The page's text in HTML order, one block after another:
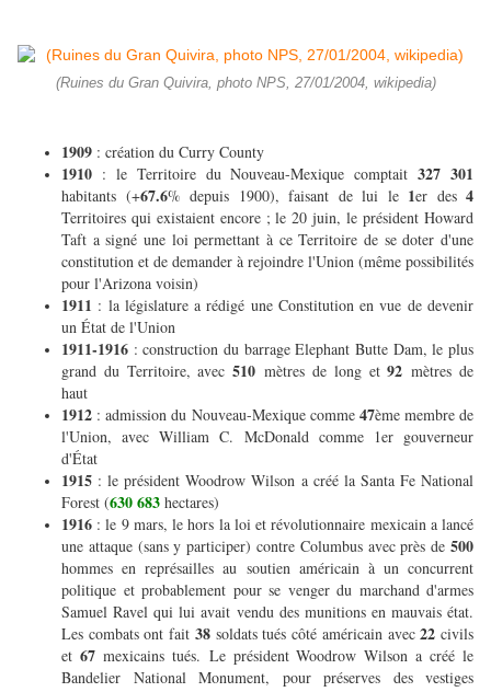
(Ruines du Gran Quivira, photo NPS, 27/01/2004, wikipedia)
1909 : création du Curry County
1910 : le Territoire du Nouveau-Mexique comptait327 301
habitants (+67.6% depuis 1900), faisant de lui le 1er des 4
Territoires qui existaient encore ; le 20 juin, le président Howard
Taft a signé une loi permettant à ce Territoire de se doter d'une
constitution et de demander à rejoindre l'Union (même possibilités
pour l'Arizona voisin)
1911 : la législature a rédigé une Constitution en vue de devenir
un État de l'Union
1911-1916 : construction du barrage Elephant Butte Dam, le plus
grand du Territoire, avec510mètres de long et92mètres de
haut
1912 : admission du Nouveau-Mexique comme 47ème membre de
l'Union, avec William C. McDonald comme 1er gouverneur
d'État
1915 : le président Woodrow Wilson a créé la Santa Fe National
Forest (630 683 hectares)
1916 : le 9 mars, le hors la loi et révolutionnaire mexicain a lancé
une attaque (sans y participer) contre Columbus avec près de 500
hommes en représailles au soutien américain à un concurrent
politique et probablement pour se venger du marchand d'armes
Samuel Ravel qui lui avait vendu des munitions en mauvais état.
Les combats ont fait 38 soldats tués côté américain avec22civils
et 67 mexicains tués. Le président Woodrow Wilson a créé le
Bandelier National Monument, pour préserves des vestiges